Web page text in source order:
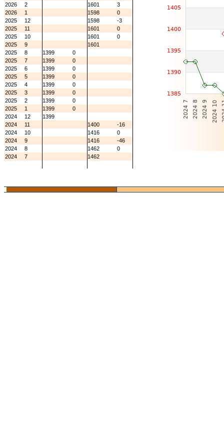
2026
2 1601
3
2026
1 1598
0
2025
12 1598
-3
2025
11 1601
0
2025
10 1601
0
2025
9
1601
2025
8 1399
0
2025
7 1399
0
2025
6 1399
0
2025
5 1399
0
2025
4 1399
0
2025
3 1399
0
2025
2 1399
0
2025
1 1399
0
2024
12
1399
2024
11 1400
-16
2024
10 1416
0
2024
9 1416
-46
2024
8 1462
0
2024
7 1462